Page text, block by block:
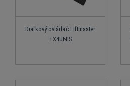
Diaľkový ovládač Liftmaster
TX4UNIS